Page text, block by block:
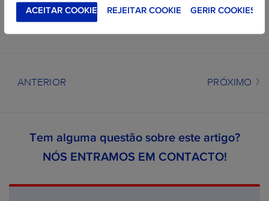
SABER MAIS
ANTERIOR PRÓXIMO
Tem alguma questão sobre este artigo?
NÓS ENTRAMOS EM CONTACTO!
ACEITAR COOKIES REJEITAR COOKIES GERIR COOKIES